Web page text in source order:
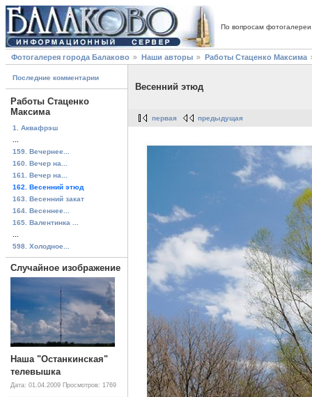
По вопросам
Фотогалерея города Балаково Наши авторы Работы Стаценко Максима
Последние комментарии
Работы Стаценко
Максима
1. Аквафрэш
159. Вечернее...
160. Вечер на...
161. Вечер на...
162. Весенний этюд
163. Весенний закат
164. Весеннее...
165. Валентинка ...
598. Холодное...
Случайное изображение
Наша "Останкинская"
телевышка
Дата: 01.04.2009 Просмотров: 1769
Весенний этюд
первая предыдущая